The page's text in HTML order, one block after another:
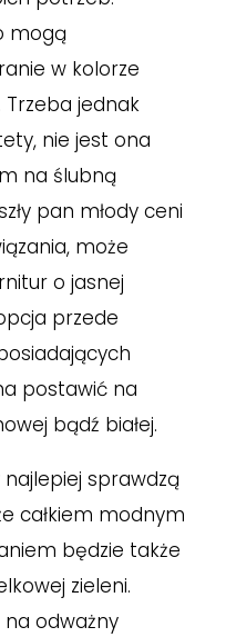
mogą
w kolorze
jednak
nie jest ona
na ślubną
pan młody ceni
może
o jasnej
przede
postawić na
bądź białej.
sprawdzą
całkiem modnym
będzie także
zieleni.
odważny